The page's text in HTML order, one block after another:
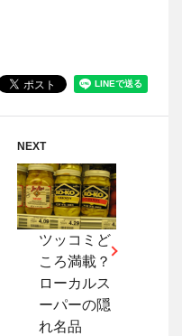
NEXT
ツッコミど
ころ満載？
ローカルス
ーパーの隠
れ名品